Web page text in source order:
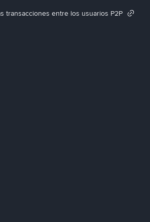
transacciones entre los usuarios P2P